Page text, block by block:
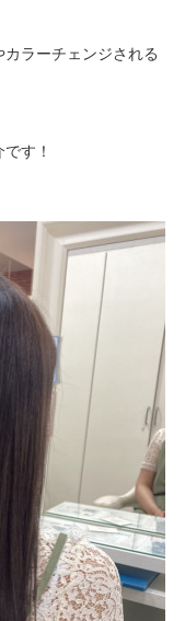
ラーチェンジされる
す！